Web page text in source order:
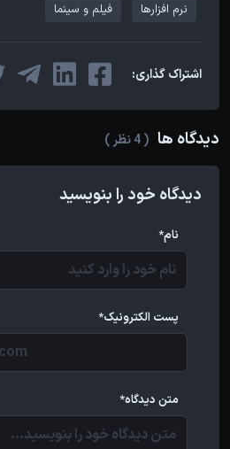
نرم افزارها فیلم و سینما
اشتراک گذاری:
دیدگاه ها ( 4 نظر )
دیدگاه خود را بنویسید
نام*
پست الکترونیک*
متن دیدگاه*